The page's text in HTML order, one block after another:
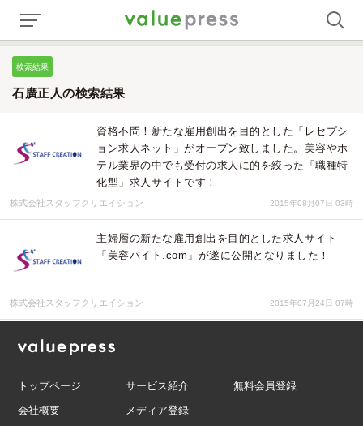
検索結果
石廣正人の検索結果
資格不問！新たな雇用創出を目的とした「レセプシ
ョン求人ネット」がオープン致しました。美容やホ
テル業界の中でも受付の求人に的を絞った「職種特
化型」求人サイトです！
株式会社スタッフクリエイション 2015年08月07日 03時
主婦層の新たな雇用創出を目的とした求人サイト
「美容バイト.com」が遂に公開となりました！
株式会社スタッフクリエイション 2015年07月24日 07時
トップページ サービス紹介
無料会員登録
会社概要
メディア登録